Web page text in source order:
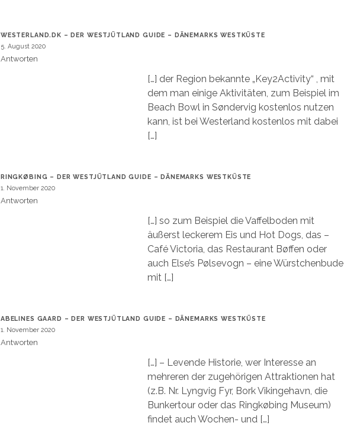
WESTERLAND.DK – DER WESTJÜTLAND GUIDE – DÄNEMARKS WESTKÜSTE
5. August 2020
Antworten
[…] der Region bekannte „Key2Activity“ , mit
dem man einige Aktivitäten, zum Beispiel im
Beach Bowl in Søndervig kostenlos nutzen
kann, ist bei Westerland kostenlos mit dabei
[…]
RINGKØBING – DER WESTJÜTLAND GUIDE – DÄNEMARKS WESTKÜSTE
1. November 2020
Antworten
[…] so zum Beispiel die Vaffelboden mit
äußerst leckerem Eis und Hot Dogs, das –
Café Victoria, das Restaurant Bøffen oder
auch Else’s Pølsevogn – eine Würstchenbude
mit […]
ABELINES GAARD – DER WESTJÜTLAND GUIDE – DÄNEMARKS WESTKÜSTE
1. November 2020
Antworten
[…] – Levende Historie, wer Interesse an
mehreren der zugehörigen Attraktionen hat
(z.B. Nr. Lyngvig Fyr, Bork Vikingehavn, die
Bunkertour oder das Ringkøbing Museum)
findet auch Wochen- und […]